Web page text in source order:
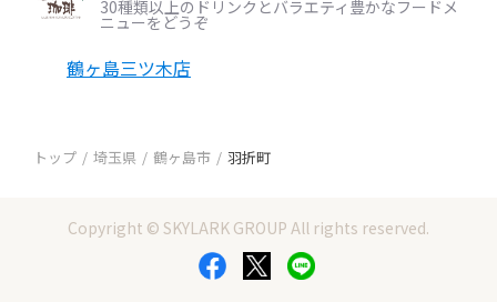
30種類以上のドリンクとバラエティ豊かなフードメ
ニューをどうぞ
鶴ヶ島三ツ木店
トップ 埼玉県 鶴ヶ島市 羽折町
Copyright © SKYLARK GROUP All rights reserved.